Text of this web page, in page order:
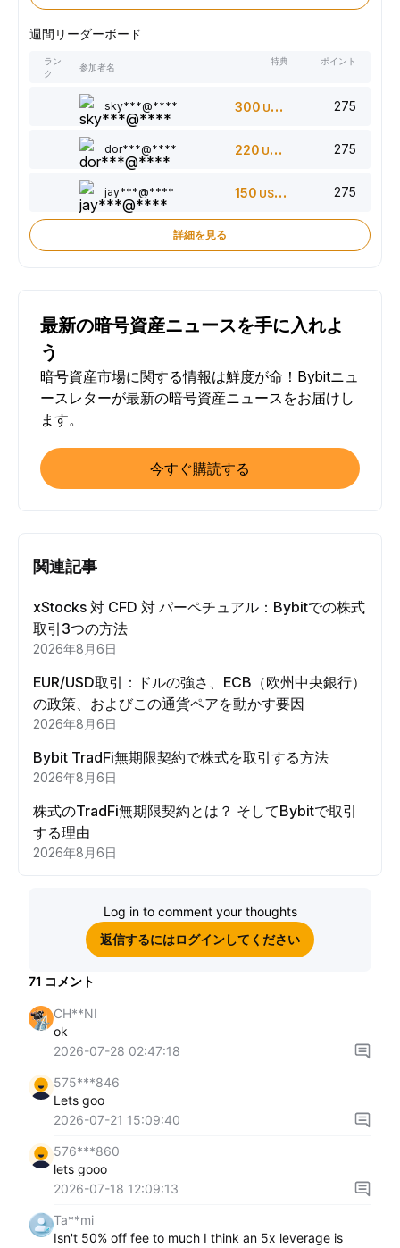
週間リーダーボード
ラン
ク
参加者名
特典 ポイント
sky***@**** 300 USDT 275
dor***@**** 220 USDT 275
jay***@**** 150 USDT 275
詳細を見る
最新の暗号資産ニュースを手に入れよ
う
暗号資産市場に関する情報は鮮度が命！Bybitニュ
ースレターが最新の暗号資産ニュースをお届けし
ます。
今すぐ購読する
関連記事
xStocks 対 CFD 対 パーペチュアル：Bybitでの株式
取引3つの方法
2026年8月6日
EUR/USD取引：ドルの強さ、ECB（欧州中央銀行）
の政策、およびこの通貨ペアを動かす要因
2026年8月6日
Bybit TradFi無期限契約で株式を取引する方法
2026年8月6日
株式のTradFi無期限契約とは？ そしてBybitで取引
する理由
2026年8月6日
Log in to comment your thoughts
返信するにはログインしてください
71 コメント
CH**NI
ok
2026-07-28 02:47:18
575***846
Lets goo
2026-07-21 15:09:40
576***860
lets gooo
2026-07-18 12:09:13
Ta**mi
Isn't 50% off fee to much I think an 5x leverage is